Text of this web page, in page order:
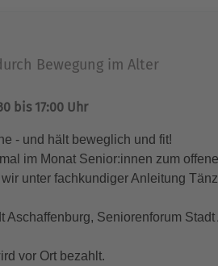
Bewegung im Alter
bis 17:00 Uhr
- und hält beweglich und fit!
im Monat Senior:innen zum
wir unter fachkundiger Anleitung
Aschaffenburg, Seniorenforum
vor Ort bezahlt.